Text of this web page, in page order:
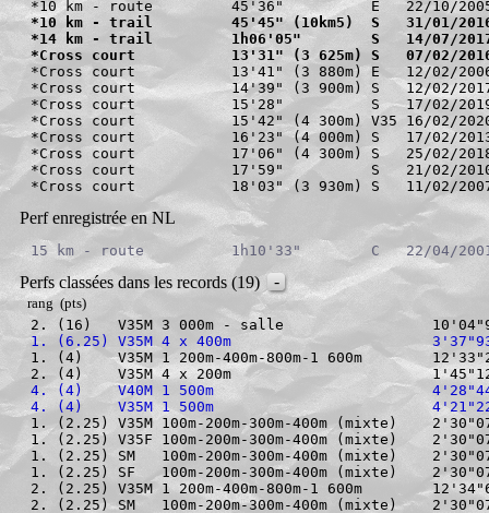
*10 km - trail         45'45" (10km5)  S   31/01/
*14 km - trail         1h06'05"        S   14/07/2017
*Cross court           13'31" (3 625m) S   07/02/
*Cross court           13'41" (3 880m) E   12/02/
*Cross court           14'39" (3 900m) S   12/02/
*Cross court           15'28"          S   17/02/2019
*Cross court           15'42" (4 300m) V35 16/02/
*Cross court           16'23" (4 000m) S   17/02/
*Cross court           17'06" (4 300m) S   25/02/
*Cross court           17'59"          S   21/02/
Perf enregistrée enNL
Perfs classées dans les records (19) -
rang (pts)
2. (16)   V35M 3 000m - salle
1. (6.25) V35M 4 x 400m
1. (4)    V35M 1 200m-400m-800m-1 600m
2. (4)    V35M 4 x 200m
4. (4)    V40M 1 500m
4. (4)    V35M 1 500m
1. (2.25) V35M 100m-200m-300m-400m (mixte)
1. (2.25) V35F 100m-200m-300m-400m (mixte)
1. (2.25) SM   100m-200m-300m-400m (mixte)
1. (2.25) SF   100m-200m-300m-400m (mixte)
2. (2.25) V35M 1 200m-400m-800m-1 600m
2. (2.25) SM   100m-200m-300m-400m (mixte)